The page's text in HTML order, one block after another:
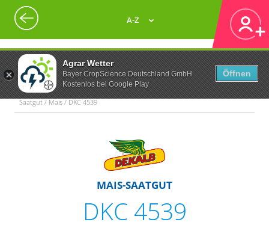
Agrar Wetter
Bayer CropScience Deutschland GmbH
Kostenlos bei Google Play
Öffnen
A-Z
Saatgut / Mais / DKC 4539
MAIS-SAATGUT
DKC 4539